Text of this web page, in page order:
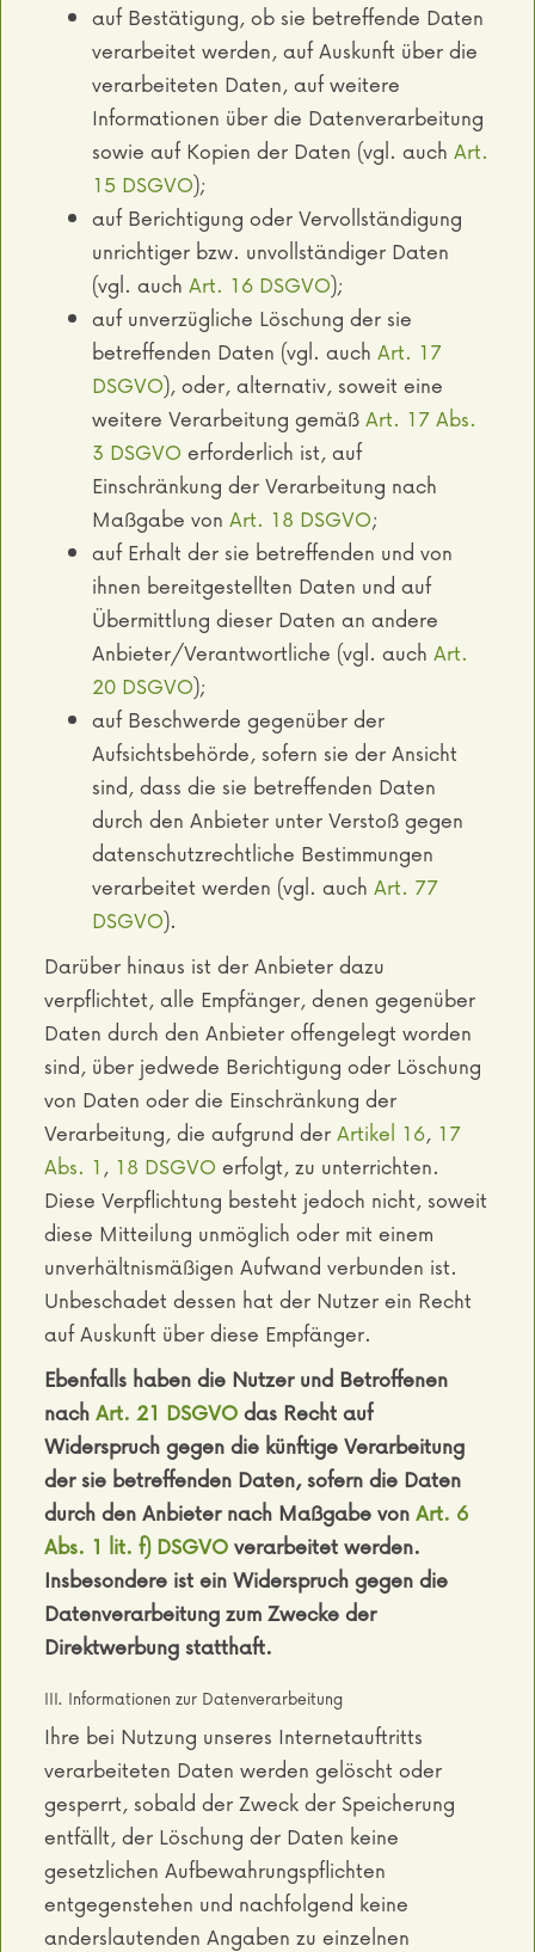
auf Bestätigung, ob sie betreffende Daten
verarbeitet werden, auf Auskunft über die
verarbeiteten Daten, auf weitere
Informationen über die Datenverarbeitung
sowie auf Kopien der Daten (vgl. auch Art.
15 DSGVO);
auf Berichtigung oder Vervollständigung
unrichtiger bzw. unvollständiger Daten
(vgl. auch Art. 16 DSGVO);
auf unverzügliche Löschung der sie
betreffenden Daten (vgl. auch Art. 17
DSGVO), oder, alternativ, soweit eine
weitere Verarbeitung gemäßArt. 17 Abs.
3 DSGVO erforderlich ist, auf
Einschränkung der Verarbeitung nach
Maßgabe von Art. 18 DSGVO;
auf Erhalt der sie betreffenden und von
ihnen bereitgestellten Daten und auf
Übermittlung dieser Daten an andere
Anbieter/Verantwortliche (vgl. auch Art.
20 DSGVO);
auf Beschwerde gegenüber der
Aufsichtsbehörde, sofern sie der Ansicht
sind, dass die sie betreffenden Daten
durch den Anbieter unter Verstoß gegen
datenschutzrechtliche Bestimmungen
verarbeitet werden (vgl. auch Art. 77
DSGVO).
Darüber hinaus ist der Anbieter dazu
verpflichtet, alle Empfänger, denen gegenüber
Daten durch den Anbieter offengelegt worden
sind, über jedwede Berichtigung oder Löschung
von Daten oder die Einschränkung der
Verarbeitung, die aufgrund derArtikel 16, 17
Abs. 1, 18 DSGVO erfolgt, zu unterrichten.
Diese Verpflichtung besteht jedoch nicht, soweit
diese Mitteilung unmöglich oder mit einem
unverhältnismäßigen Aufwand verbunden ist.
Unbeschadet dessen hat der Nutzer ein Recht
auf Auskunft über diese Empfänger.
Ebenfalls haben die Nutzer und Betroffenen
nachArt. 21 DSGVOdas Recht auf
Widerspruch gegen die künftige Verarbeitung
der sie betreffenden Daten, sofern die Daten
durch den Anbieter nach Maßgabe vonArt. 6
Abs. 1 lit. f) DSGVOverarbeitet werden.
Insbesondere ist ein Widerspruch gegen die
Datenverarbeitung zum Zwecke der
Direktwerbung statthaft.
III. Informationen zur Datenverarbeitung
Ihre bei Nutzung unseres Internetauftritts
verarbeiteten Daten werden gelöscht oder
gesperrt, sobald der Zweck der Speicherung
entfällt, der Löschung der Daten keine
gesetzlichen Aufbewahrungspflichten
entgegenstehen und nachfolgend keine
anderslautenden Angaben zu einzelnen